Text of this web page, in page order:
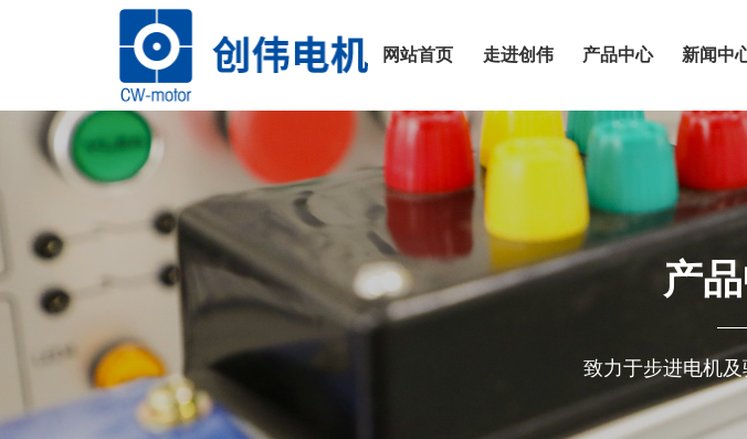
网站首页 走进创
网站首页 走进创伟 产品中心 新闻中
网站首页 走进创伟
产品中心 新闻中心
走进
创伟
产品
中心
新闻
中心
联系
我们
产
致力于步进电机